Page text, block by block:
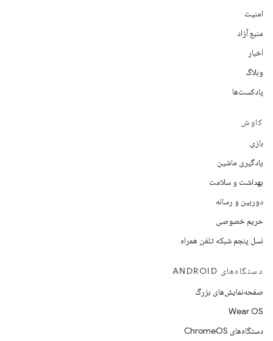
امنیت
منبع آزاد
اخبار
وبلاگ
پادکست‌ها
کاوش
بازی
یادگیری ماشین
بهداشت و سلامت
دوربین و رسانه
حریم خصوصی
نسل پنجم شبکه تلفن همراه
دستگاه‌های ANDROID
صفحه‌نمایش‌های بزرگ
Wear OS
دستگاه‌های ChromeOS